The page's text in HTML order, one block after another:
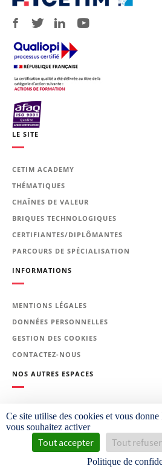
LE SITE
CETIM ACADEMY
THÉMATIQUES
CHAÎNES DE VALEUR
BRIQUES TECHNOLOGIQUES
CERTIFIANTES/DIPLÔMANTES
PARCOURS DE SPÉCIALISATION
INFORMATIONS
MENTIONS LÉGALES
DONNÉES PERSONNELLES
GESTION DES COOKIES
CONTACTEZ-NOUS
NOS AUTRES ESPACES
CETIM.FR
Ce site utilise des cookies et vous
vous souhaitez activer
Tout accepter Tout refuser
Politique de